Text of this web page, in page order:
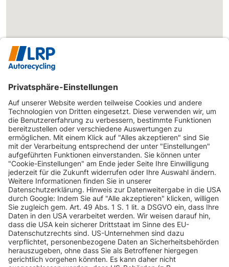
INFORMATIONEN
KUNDENSERVICE
INFORMATIONEN